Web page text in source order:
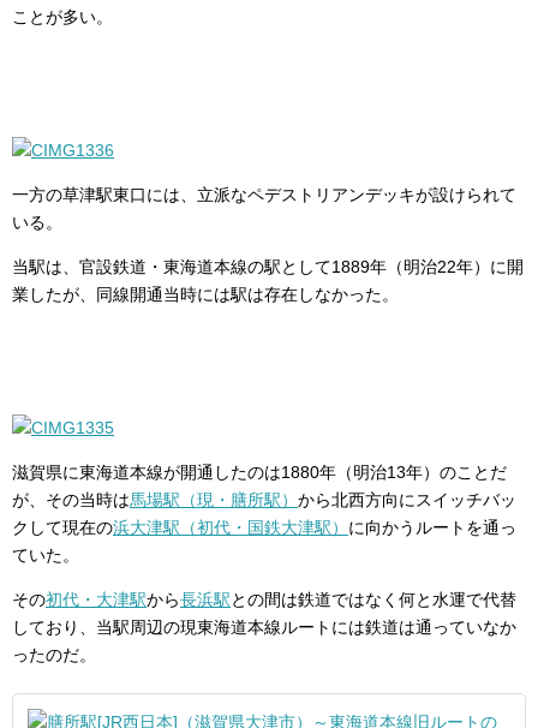
ことが多い。
一方の草津駅東口には、立派なペデストリアンデッキが設けられて
いる。
当駅は、官設鉄道・東海道本線の駅として1889年（明治22年）に開
業したが、同線開通当時には駅は存在しなかった。
滋賀県に東海道本線が開通したのは1880年（明治13年）のことだ
が、その当時は馬場駅（現・膳所駅） から北西方向にスイッチバッ
クして現在の浜大津駅（初代・国鉄大津駅） に向かうルートを通っ
ていた。
その初代・大津駅から長浜駅との間は鉄道ではなく何と水運で代替
しており、当駅周辺の現東海道本線ルートには鉄道は通っていなか
ったのだ。